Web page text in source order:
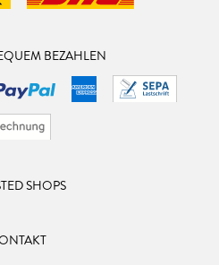
BEZAHLEN
SHOPS